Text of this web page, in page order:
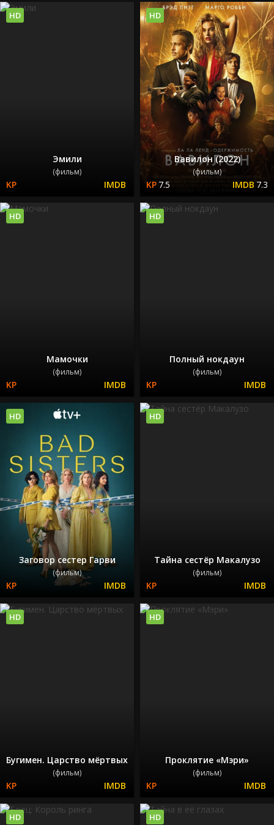
Эмили
(фильм)
HD
Вавилон (2022)
(фильм)
7.5 7.3
HD
Мамочки
(фильм)
HD
Полный нокдаун
(фильм)
HD
Заговор сестер Гарви
(фильм)
HD
Тайна сестёр Макалузо
(фильм)
HD
Бугимен. Царство мёртвых
(фильм)
HD
Проклятие «Мэри»
(фильм)
HD
HD HD